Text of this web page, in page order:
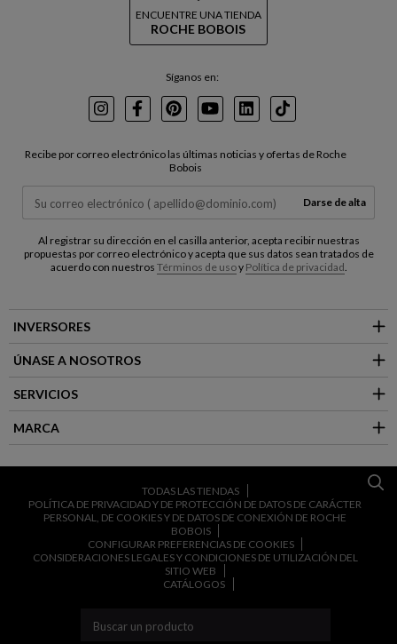
ENCUENTRE UNA TIENDA
ROCHE BOBOIS
Síganos en:
InstagramFacebookPinterest
YoutubeLinkedInTikTok
Recibe por correo electrónico las últimas noticias y ofertas de Roche
Bobois
Darse de alta
Al registrar su dirección en el casilla anterior, acepta recibir nuestras
propuestas por correo electrónico y acepta que sus datos sean tratados de
acuerdo con nuestros Términos de usoy Política de privacidad
INVERSORES
ÚNASE A NOSOTROS
SERVICIOS
MARCA
TODAS LAS TIENDAS
POLÍTICA DE PRIVACIDAD Y DE PROTECCIÓN DE DATOS DE CARÁCTER
PERSONAL, DE COOKIES Y DE DATOS DE CONEXIÓN DE ROCHE
BOBOIS
CONFIGURAR PREFERENCIAS DE COOKIES
CONSIDERACIONES LEGALES Y CONDICIONES DE UTILIZACIÓN DEL
SITIO WEB
CATÁLOGOS